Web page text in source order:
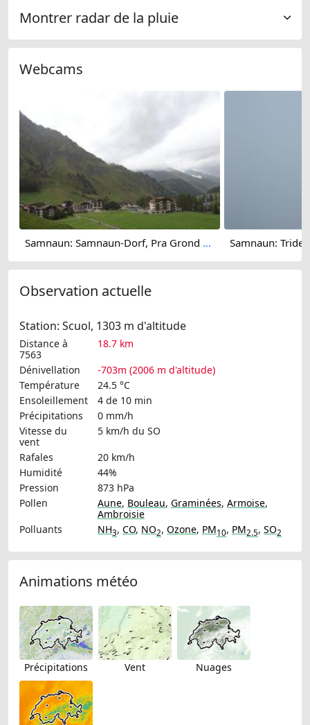
Montrer radar de la pluie
Webcams
Samnaun: Samnaun-Dorf, Pra Grond - Samnaun-Dorf, Votlas - Samnaun-Dorf, Post - Trider Sattel - Piz Munschuns - Piz Ot
Observation actuelle
Station: Scuol, 1303 m d'altitude
Distance à
7563
18.7 km
Dénivellation
-703m (2006 m d'altitude)
Température
24.5 °C
Ensoleillement
4 de 10 min
Précipitations
0 mm/h
Vitesse du
vent
5 km/h du SO
Rafales
20 km/h
Humidité
44%
Pression
873 hPa
Pollen
Aune, Bouleau, Graminées, Armoise,
Ambroisie
Polluants
NH3, CO, NO2, Ozone, PM10, PM2.5, SO2
Animations météo
Précipitations Vent Nuages